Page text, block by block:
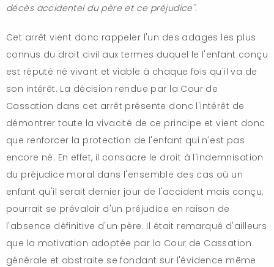
décès accidentel du père et ce préjudice".
Cet arrêt vient donc rappeler l'un des adages les plus
connus du droit civil aux termes duquel le l'enfant conçu
est réputé né vivant et viable à chaque fois qu'il va de
son intérêt. La décision rendue par la Cour de
Cassation dans cet arrêt présente donc l'intérêt de
démontrer toute la vivacité de ce principe et vient donc
que renforcer la protection de l'enfant qui n'est pas
encore né. En effet, il consacre le droit à l'indemnisation
du préjudice moral dans l'ensemble des cas où un
enfant qu'il serait dernier jour de l'accident mais conçu,
pourrait se prévaloir d'un préjudice en raison de
l'absence définitive d'un père. Il était remarqué d'ailleurs
que la motivation adoptée par la Cour de Cassation
générale et abstraite se fondant sur l'évidence même